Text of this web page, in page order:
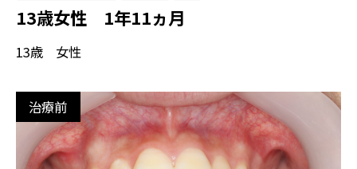
13歳女性 1年11ヵ月
13歳 女性
治療前